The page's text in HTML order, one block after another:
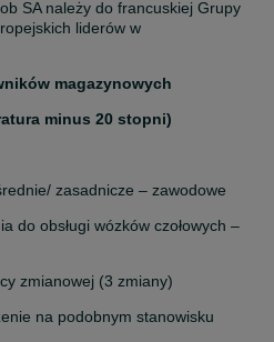
SA należy do francuskiej Grupy
liderów w
magazynowych
minus 20 stopni)
średnie/ zasadnicze – zawodowe
do obsługi wózków czołowych –
zmianowej (3 zmiany)
na podobnym stanowisku